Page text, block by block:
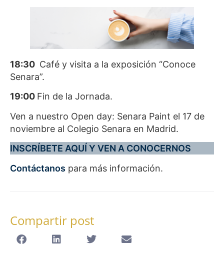
18:30 Café y visita a la exposición “Conoce
Senara”.
19:00 Fin de la Jornada.
Ven a nuestro Open day: Senara Paint el 17 de
noviembre al Colegio Senara en Madrid.
INSCRÍBETE AQUÍ Y VEN A CONOCERNOS
Contáctanos para más información.
Compartir post